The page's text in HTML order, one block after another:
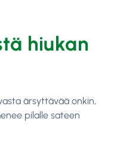
hiukan
ärsyttävää onkin,
pilalle sateen